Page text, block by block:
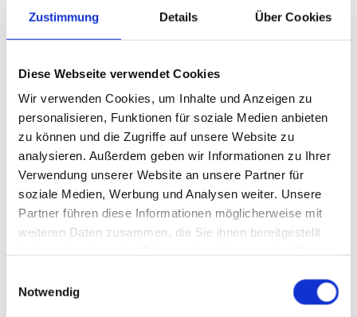
Zustimmung Details Über Cookies
Diese Webseite verwendet Cookies
Wir verwenden Cookies, um Inhalte und Anzeigen zu
personalisieren, Funktionen für soziale Medien anbieten
zu können und die Zugriffe auf unsere Website zu
analysieren. Außerdem geben wir Informationen zu Ihrer
Verwendung unserer Website an unsere Partner für
soziale Medien, Werbung und Analysen weiter. Unsere
Partner führen diese Informationen möglicherweise mit
weiteren Daten zusammen, die Sie ihnen bereitgestellt
Notwendig
Woche möglich. Während des Tagesaufenthalts bieten
Gemeinsame Mahlzeiten wie Frühstück,
Mittagessen und Kaffeetrinken
Hilfe bei alltäglichen Aktivitäten
Förderung der Selbstständigkeit
Ärztliche Versorgung und Therapiemöglichkeiten
vor Ort
Fahrdienst von zu Hause in die Tagespflege und
zurück